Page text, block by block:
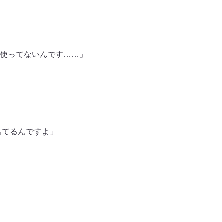
ってないんです……」
るんですよ」